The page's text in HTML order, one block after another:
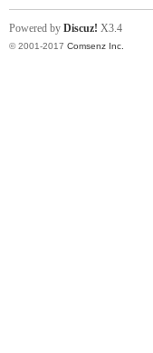
Powered by Discuz! X3.4
© 2001-2017 Comsenz Inc.